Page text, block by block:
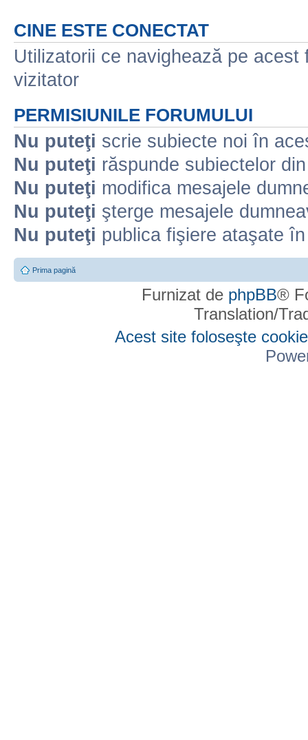
CINE ESTE CONECTAT
Utilizatorii ce navighează pe
vizitator
PERMISIUNILE FORUMULUI
Nu puteţi scrie subiecte noi în
Nu puteţi răspunde subiectelor
Nu puteţi modifica mesajele
Nu puteţi şterge mesajele
Nu puteţi publica fişiere ataşate
Prima pagină
Furnizat de phpBB®
Translation/
Acest site foloseşte